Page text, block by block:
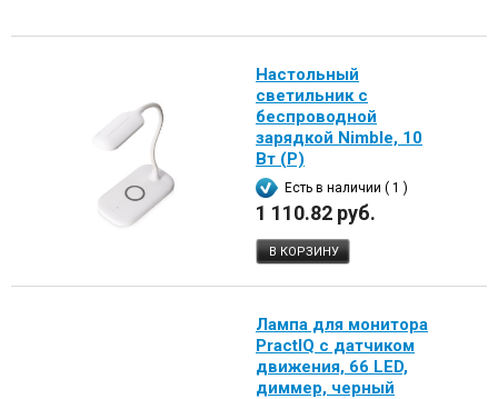
Настольный
светильник с
беспроводной
зарядкой Nimble, 10
Вт (Р)
Есть в наличии ( 1 )
1 110.82 руб.
В КОРЗИНУ
Лампа для монитора
PractIQ с датчиком
движения, 66 LED,
диммер, черный